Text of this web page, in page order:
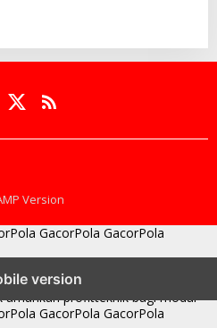
Version
Pola GacorPola GacorPola
version
sic bostrategi entry point
amankan profitteknik bagi modal
Pola GacorPola GacorPola